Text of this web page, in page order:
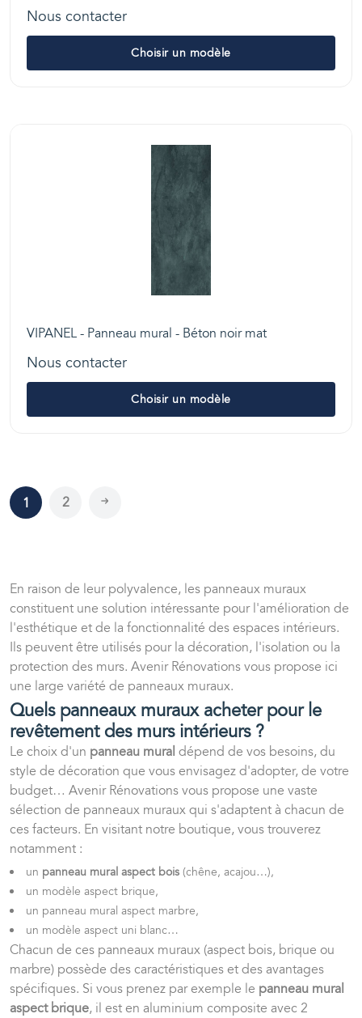
Nous contacter
Choisir un modèle
VIPANEL - Panneau mural - Béton noir mat
Nous contacter
Choisir un modèle
1 2
En raison de leur polyvalence, les panneaux muraux
constituent une solution intéressante pour l'amélioration de
l'esthétique et de la fonctionnalité des espaces intérieurs.
Ils peuvent être utilisés pour la décoration, l'isolation ou la
protection des murs. Avenir Rénovations vous propose ici
une large variété de panneaux muraux.
Quels panneaux muraux acheter pour le
revêtement des murs intérieurs ?
Le choix d'un panneau mural dépend de vos besoins, du
style de décoration que vous envisagez d'adopter, de votre
budget… Avenir Rénovations vous propose une vaste
sélection de panneaux muraux qui s'adaptent à chacun de
ces facteurs. En visitant notre boutique, vous trouverez
notamment :
un panneau mural aspect bois (chêne, acajou…),
un modèle aspect brique,
un panneau mural aspect marbre,
un modèle aspect uni blanc…
Chacun de ces panneaux muraux (aspect bois, brique ou
marbre) possède des caractéristiques et des avantages
spécifiques. Si vous prenez par exemple le panneau mural
aspect brique, il est en aluminium composite avec 2